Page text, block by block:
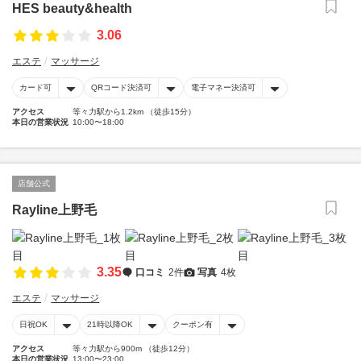
HES beauty&health
3.06
エステ マッサージ
カード可 QRコード決済可 電子マネー決済可
アクセス
等々力駅から1.2km （徒歩15分）
本日の営業状況 10:00〜18:00
店舗公式
Rayline上野毛
3.35 口コミ 2件 写真 4枚
エステ マッサージ
日祝OK 21時以降OK クーポン有
アクセス
等々力駅から900m （徒歩12分）
本日の営業状況 13:00〜23:00